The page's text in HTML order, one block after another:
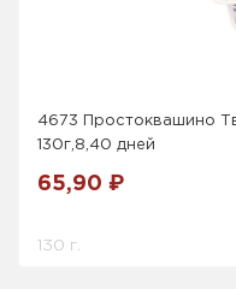
4673 Простоквашино
130г,8,40 дней
65,90 ₽
130 г.